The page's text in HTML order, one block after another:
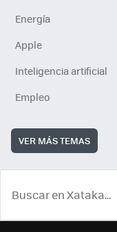
Energía
Apple
Inteligencia artificial
Empleo
VER MÁS TEMAS